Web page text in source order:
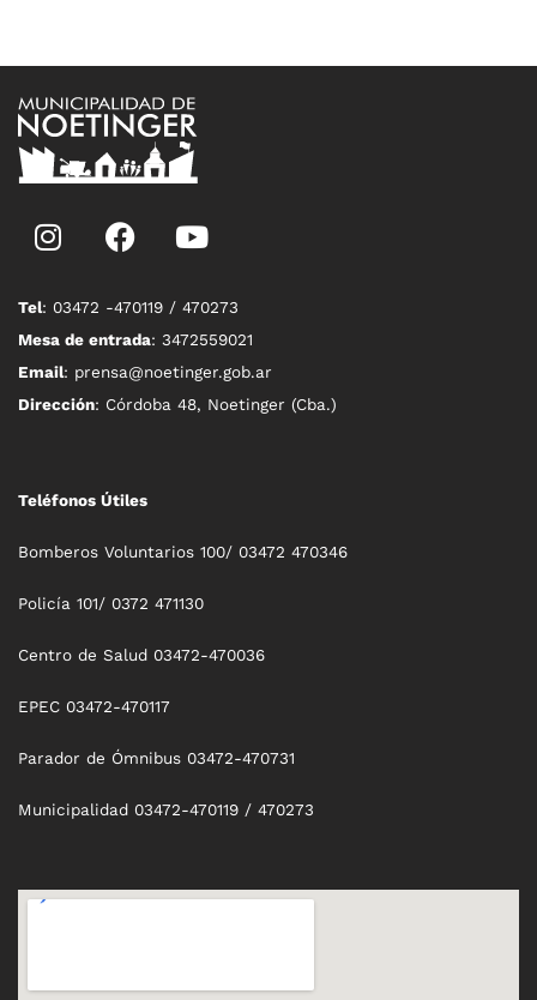
Tel: 03472 -470119 / 470273
Mesa de entrada: 3472559021
Email: prensa@noetinger.gob.ar
Dirección: Córdoba 48, Noetinger (Cba.)
Teléfonos Útiles
Bomberos Voluntarios 100/ 03472 470346
Policía 101/ 0372 471130
Centro de Salud 03472-470036
EPEC 03472-470117
Parador de Ómnibus 03472-470731
Municipalidad 03472-470119 / 470273